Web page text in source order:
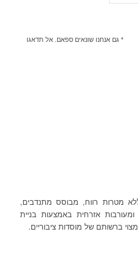
* גם אנחנו שונאים ספאם. אל תדאגו
מטרות רווח, מבוסס מתנדבים,
אזרחית באמצעות בניית
ברשותם של מוסדות ציבוריים.